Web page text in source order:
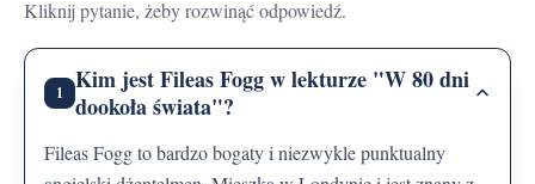
Kliknij pytanie, żeby rozwinąć odpowiedź.
1
Kim jest Fileas Fogg w lekturze "W 80 dni
dookoła świata"?
Fileas Fogg to bardzo bogaty i niezwykle punktualny